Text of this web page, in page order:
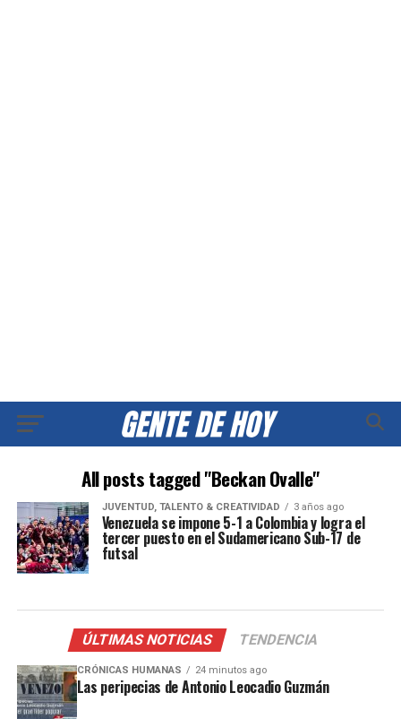
All posts tagged "Beckan Ovalle"
JUVENTUD, TALENTO & CREATIVIDAD 3 años ago
Venezuela se impone 5-1 a Colombia y logra el
tercer puesto en el Sudamericano Sub-17 de
futsal
ÚLTIMAS NOTICIAS TENDENCIA
CRÓNICAS HUMANAS 24 minutos ago
Las peripecias de Antonio Leocadio Guzmán